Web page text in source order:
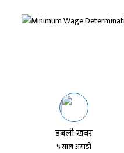
डबली खबर
५ साल अगाडी